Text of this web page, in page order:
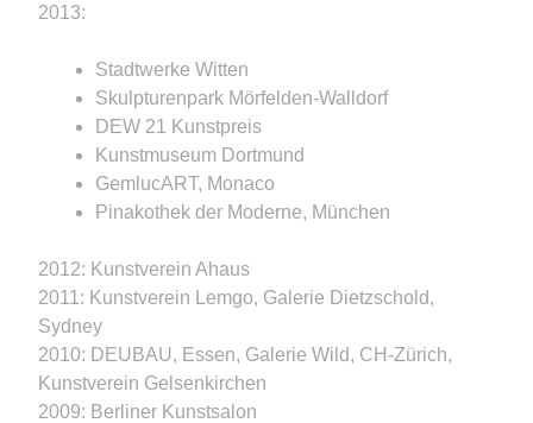
2013:
Stadtwerke Witten
Skulpturenpark Mörfelden-Walldorf
DEW 21 Kunstpreis
Kunstmuseum Dortmund
GemlucART, Monaco
Pinakothek der Moderne, München
2012: Kunstverein Ahaus
2011: Kunstverein Lemgo, Galerie Dietzschold,
Sydney
2010: DEUBAU, Essen, Galerie Wild, CH-Zürich,
Kunstverein Gelsenkirchen
2009: Berliner Kunstsalon